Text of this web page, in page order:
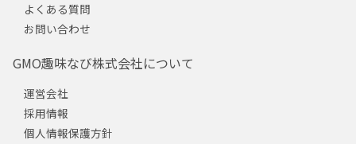
よくある質問
お問い合わせ
GMO趣味なび株式会社について
運営会社
採用情報
個人情報保護方針